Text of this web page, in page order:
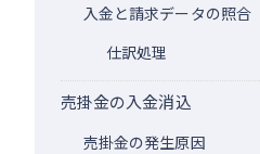
入金と請求データの照合
仕訳処理
売掛金の入金消込
売掛金の発生原因